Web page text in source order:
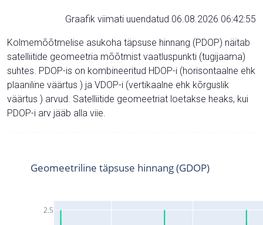
Graafik viimati uuendatud 06.08.2026 06:42:55
Kolmemõõtmelise asukoha täpsuse hinnang (PDOP) näitab
satelliitide geomeetria mõõtmist vaatluspunkti (tugijaama)
suhtes. PDOP-is on kombineeritud HDOP-i (horisontaalne ehk
plaaniline väärtus ) ja VDOP-i (vertikaalne ehk kõrguslik
väärtus ) arvud. Satelliitide geomeetriat loetakse heaks, kui
PDOP-i arv jääb alla viie.
2.5
Geomeetriline täpsuse hinnang (GDOP)